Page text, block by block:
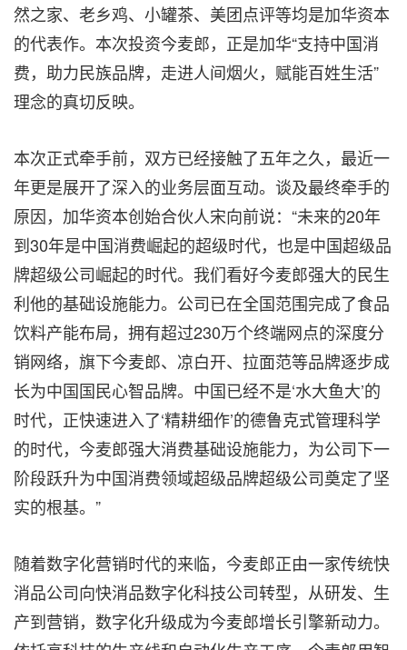
然之家、老乡鸡、小罐茶、美团点评等均是加华资本
的代表作。本次投资今麦郎，正是加华“支持中国消
费，助力民族品牌，走进人间烟火，赋能百姓生活”
理念的真切反映。
本次正式牵手前，双方已经接触了五年之久，最近一
年更是展开了深入的业务层面互动。谈及最终牵手的
原因，加华资本创始合伙人宋向前说：“未来的20年
到30年是中国消费崛起的超级时代，也是中国超级品
牌超级公司崛起的时代。我们看好今麦郎强大的民生
利他的基础设施能力。公司已在全国范围完成了食品
饮料产能布局，拥有超过230万个终端网点的深度分
销网络，旗下今麦郎、凉白开、拉面范等品牌逐步成
长为中国国民心智品牌。中国已经不是‘水大鱼大’的
时代，正快速进入了‘精耕细作’的德鲁克式管理科学
的时代，今麦郎强大消费基础设施能力，为公司下一
阶段跃升为中国消费领域超级品牌超级公司奠定了坚
实的根基。”
随着数字化营销时代的来临，今麦郎正由一家传统快
消品公司向快消品数字化科技公司转型，从研发、生
产到营销，数字化升级成为今麦郎增长引擎新动力。